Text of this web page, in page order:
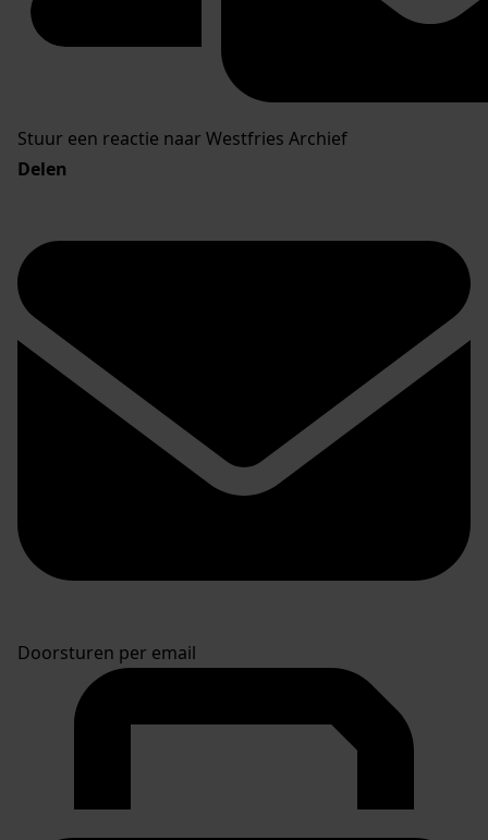
Stuur een reactie naar Westfries Archief
Delen
Doorsturen per email